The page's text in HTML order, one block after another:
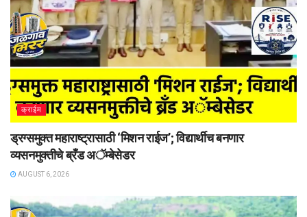
क्राईम
ड्रग्समुक्त महाराष्ट्रासाठी ‘मिशन राईज’; विद्यार्थीच बनणार
व्यसनमुक्तीचे ब्रँड अॅम्बेसेडर
AUGUST 6, 2026